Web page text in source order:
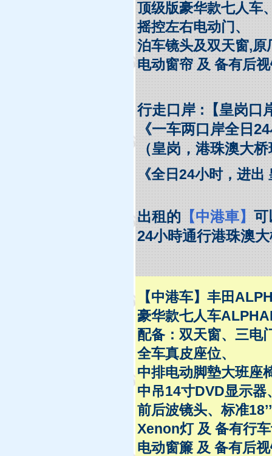
顶级版豪华款七人车
摇控左右电动门、
泊车镜头及双天窗,原
电动窗帘 及 备有后
行走口岸:【皇岗口
《一车两口岸全日
（皇岗，港珠澳大
《全日24小时，进出
出租的【中港車】可
24小時通行港珠澳
【中港车】丰田
豪华款七人车
配备：双天窗、三电
全车真皮座位、
中排电动脚墊大班座
中吊14寸DVD显示器
前后波镜头、标准
Xenon灯 及 备有行
电动窗簾 及 备有后